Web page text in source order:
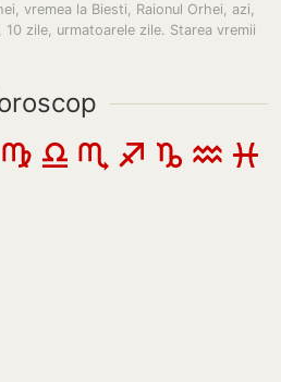
vremea la Biesti, Raionul Orhei, azi,
zile, urmatoarele zile. Starea vremii